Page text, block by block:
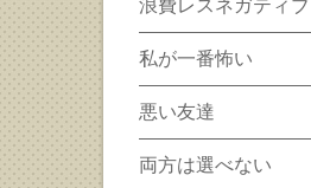
浪費レスネガティブ
私が一番怖い
悪い友達
両方は選べない